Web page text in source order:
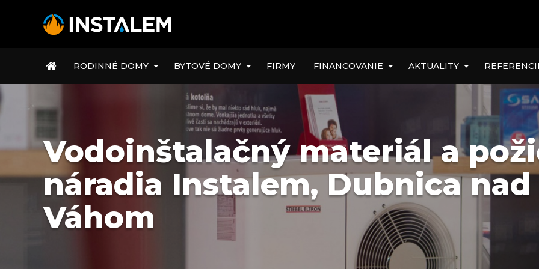
ÚVOD RODINNÉ DOMY BYTOVÉ DOMY FIRMY FINANCOVANIE AKTUALITY
Vodoinštalačný materiál a
náradia Instalem, Dubnica nad
Váhom